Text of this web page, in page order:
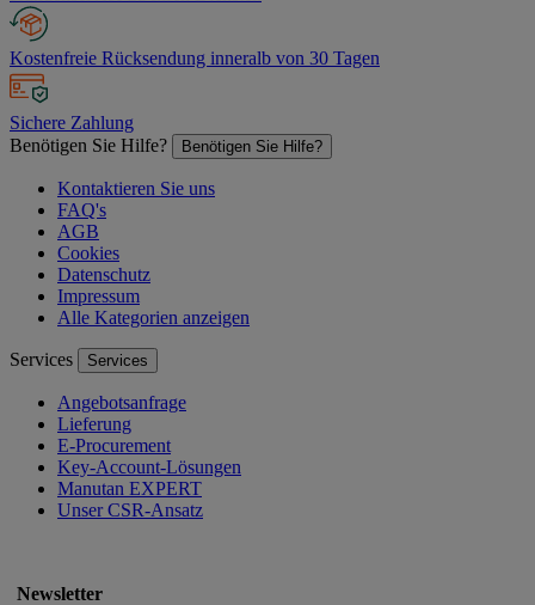
Kostenfreie Rücksendung inneralb von 30 Tagen
Sichere Zahlung
Benötigen Sie Hilfe?
Benötigen Sie Hilfe?
Kontaktieren Sie uns
FAQ's
AGB
Cookies
Datenschutz
Impressum
Alle Kategorien anzeigen
Services Services
Angebotsanfrage
Lieferung
E-Procurement
Key-Account-Lösungen
Manutan EXPERT
Unser CSR-Ansatz
Newsletter